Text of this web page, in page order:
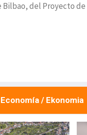
del Proyecto de
Economía / Ekonomia